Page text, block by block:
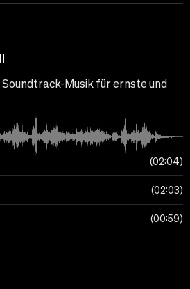
Musik für ernste und
02:04
02:03
00:59